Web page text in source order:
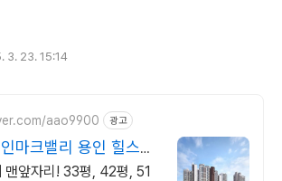
3. 23. 15:14
aao9900 광고
마크밸리 용인 힐스테
맨앞자리! 33평, 42평, 51